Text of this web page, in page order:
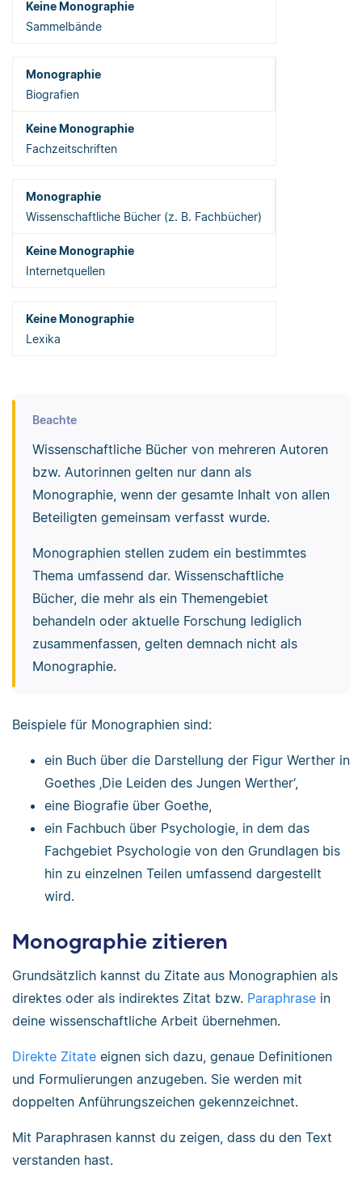
Sammelbände
Biografien
Fachzeitschriften
Wissenschaftliche Bücher (z. B. Fachbücher)
Internetquellen
Lexika
Beachte
Wissenschaftliche Bücher von mehreren Autoren
bzw. Autorinnen gelten nur dann als
Monographie, wenn der gesamte Inhalt von allen
Beteiligten gemeinsam verfasst wurde.
Monographien stellen zudem ein bestimmtes
Thema umfassend dar. Wissenschaftliche
Bücher, die mehr als ein Themengebiet
behandeln oder aktuelle Forschung lediglich
zusammenfassen, gelten demnach nicht als
Monographie.
Beispiele für Monographien sind:
ein Buch über die Darstellung der Figur Werther in
Goethes ‚Die Leiden des Jungen Werther‘,
eine Biografie über Goethe,
ein Fachbuch über Psychologie, in dem das
Fachgebiet Psychologie von den Grundlagen bis
hin zu einzelnen Teilen umfassend dargestellt
wird.
Monographie zitieren
Grundsätzlich kannst du Zitate aus Monographien als
direktes oder als indirektes Zitat bzw. Paraphrase in
deine wissenschaftliche Arbeit übernehmen.
Direkte Zitate eignen sich dazu, genaue Definitionen
und Formulierungen anzugeben. Sie werden mit
doppelten Anführungszeichen gekennzeichnet.
Mit Paraphrasen kannst du zeigen, dass du den Text
verstanden hast.